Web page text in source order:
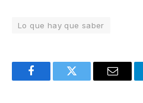
Lo que hay que saber
FacebookTwitter Email